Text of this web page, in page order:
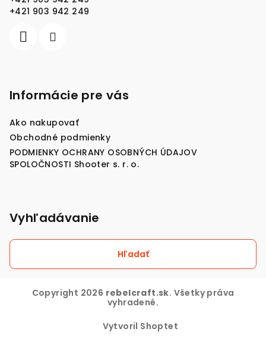
+421 903 942 249
Informácie pre vás
Ako nakupovať
Obchodné podmienky
PODMIENKY OCHRANY OSOBNÝCH ÚDAJOV
SPOLOČNOSTI Shooter s. r. o.
Vyhľadávanie
Hľadať
Copyright 2026 rebelcraft.sk. Všetky práva
vyhradené.
Vytvoril Shoptet